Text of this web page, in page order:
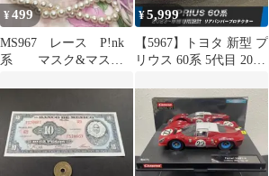
¥499
MS967 レース P!nk
系 マスク&マスク
¥5,999
【5967】トヨタ 新型 プ
リウス 60系 5代目 2023
プロテクター ガーニッ
シュ 傷付き防止 ステン
レス製 内装 カスタム
パーツ 1P